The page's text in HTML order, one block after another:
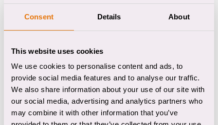
Consent Details About
This website uses cookies
We use cookies to personalise content and ads, to
provide social media features and to analyse our traffic.
We also share information about your use of our site with
our social media, advertising and analytics partners who
may combine it with other information that you’ve
Meer ervaringsverhalen